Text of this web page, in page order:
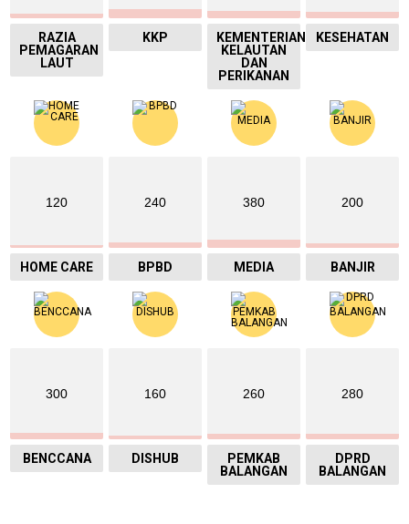
RAZIA
PEMAGARAN
LAUT
KKP
KEMENTERIAN
KELAUTAN
DAN
PERIKANAN
KESEHATAN
120
HOME CARE
240
BPBD
380
MEDIA
200
BANJIR
300
BENCCANA
160
DISHUB
260
PEMKAB
BALANGAN
280
DPRD
BALANGAN